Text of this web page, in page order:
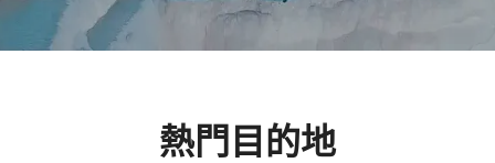
熱門目的地